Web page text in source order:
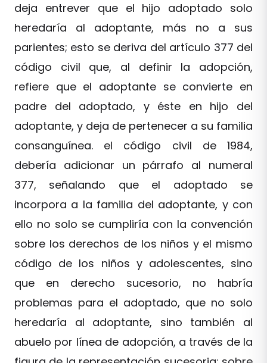
deja entrever que el hijo adoptado solo
heredaría al adoptante, más no a sus
parientes; esto se deriva del artículo 377 del
código civil que, al definir la adopción,
refiere que el adoptante se convierte en
padre del adoptado, y éste en hijo del
adoptante, y deja de pertenecer a su familia
consanguínea. el código civil de 1984,
debería adicionar un párrafo al numeral
377, señalando que el adoptado se
incorpora a la familia del adoptante, y con
ello no solo se cumpliría con la convención
sobre los derechos de los niños y el mismo
código de los niños y adolescentes, sino
que en derecho sucesorio, no habría
problemas para el adoptado, que no solo
heredaría al adoptante, sino también al
abuelo por línea de adopción, a través de la